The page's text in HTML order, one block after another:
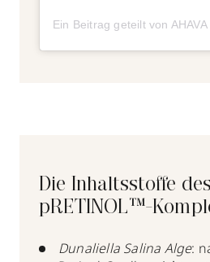
Die Inhaltsstoffe des
pRETINOL™-
Dunaliella Salina Alge: